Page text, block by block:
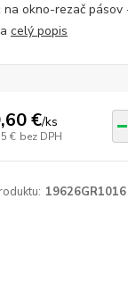
na okno-rezač
celý popis
€/ks
€ bez DPH
19626GR1016